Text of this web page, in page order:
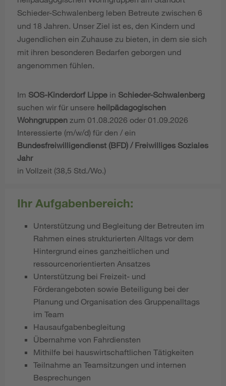
Schieder-Schwalenberg leben Betreute zwischen 6
und 18 Jahren. Unser Ziel ist es, den Kindern und
Jugendlichen ein Zuhause zu bieten, in dem sie sich
mit ihren besonderen Bedarfen geborgen und
angenommen fühlen.
Im SOS-Kinderdorf Lippe in Schieder-Schwalenberg
suchen wir für unsere heilpädagogischen
Wohngruppen zum 01.08.2026 oder 01.09.2026
Interessierte (m/w/d) für den / ein
Bundesfreiwilligendienst (BFD) / Freiwilliges Soziales
Jahr
in Vollzeit (38,5 Std./Wo.)
Ihr Aufgabenbereich:
Unterstützung und Begleitung der Betreuten im
Rahmen eines strukturierten Alltags vor dem
Hintergrund eines ganzheitlichen und
ressourcenorientierten Ansatzes
Unterstützung bei Freizeit- und
Förderangeboten sowie Beteiligung bei der
Planung und Organisation des Gruppenalltags
im Team
Hausaufgabenbegleitung
Übernahme von Fahrdiensten
Mithilfe bei hauswirtschaftlichen Tätigkeiten
Teilnahme an Teamsitzungen und internen
Besprechungen